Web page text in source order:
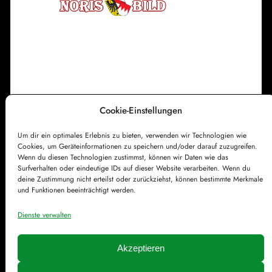
Cookie-Einstellungen
Um dir ein optimales Erlebnis zu bieten, verwenden wir Technologien wie
Cookies, um Geräteinformationen zu speichern und/oder darauf zuzugreifen.
Wenn du diesen Technologien zustimmst, können wir Daten wie das
Surfverhalten oder eindeutige IDs auf dieser Website verarbeiten. Wenn du
deine Zustimmung nicht erteilst oder zurückziehst, können bestimmte Merkmale
und Funktionen beeinträchtigt werden.
Dienste verwalten
Akzeptieren
c
h
e
Datenschutzerklärung
Cookie-Richtlinie (EU)Kontakt